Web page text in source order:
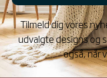
Tilmeld dig vores
udvalgte designs og
også, når